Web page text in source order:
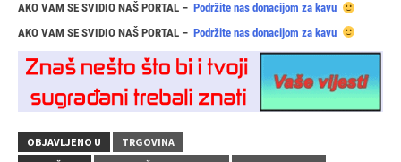
AKO VAM SE SVIDIO NAŠ PORTAL – Podržite nas donacijom za kavu
AKO VAM SE SVIDIO NAŠ PORTAL – Podržite nas donacijom za kavu
OBJAVLJENO U
TRGOVINA